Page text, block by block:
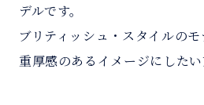
デルです。
ブリティッシュ・スタイルの
重厚感のあるイメージにしたい